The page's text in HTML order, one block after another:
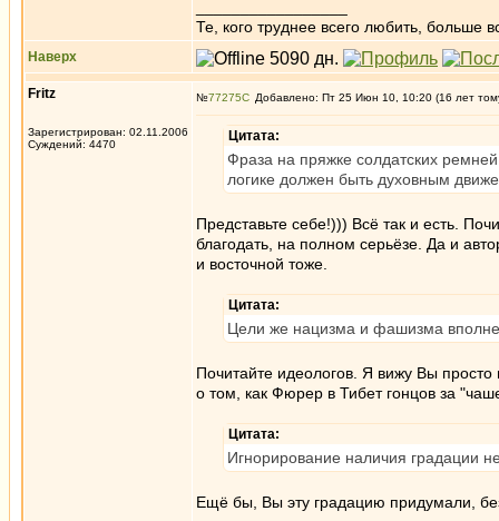
Те, кого труднее всего любить, больше
Наверх
Fritz
Зарегистрирован: 02.11.2006
Суждений: 4470
№77275 Добавлено: Пт 25 Июн 10, 10:20 (16 лет
Цитата:
Фраза на пряжке солдатских
логике должен быть духовным
Представьте себе!))) Всё так и есть.
благодать, на полном серьёзе. Да и
и восточной тоже.
Цитата:
Цели же нацизма и фашизма вполне
Почитайте идеологов. Я вижу Вы
о том, как Фюрер в Тибет гонцов за
Цитата:
Игнорирование наличия градации
Ещё бы, Вы эту градацию придумали,